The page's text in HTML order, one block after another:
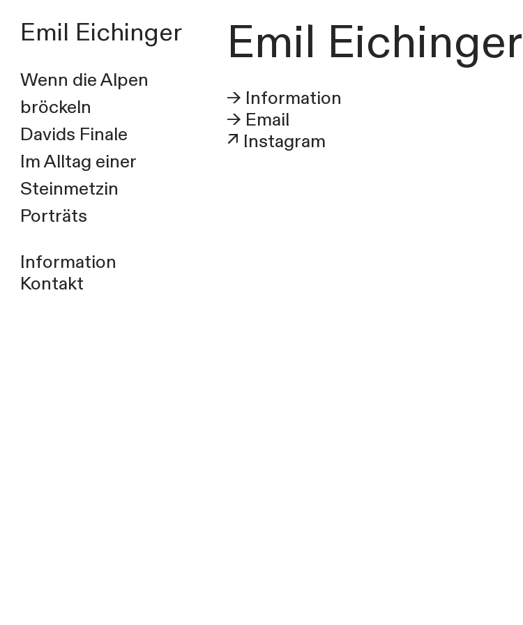
Emil Eichinger
Wenn die Alpen
bröckeln
Davids Finale
Im Alltag einer
Steinmetzin
Porträts
Information
Kontakt
Emil Eichinger
→ Information
→ Email
↗ Instagram